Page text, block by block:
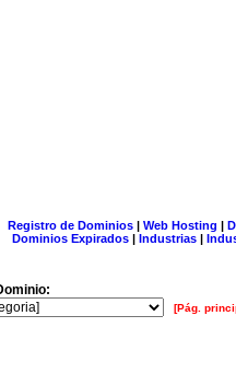
Registro de Dominios| Web Hosting |
Dominios Expirados | Industrias |
[Pág.